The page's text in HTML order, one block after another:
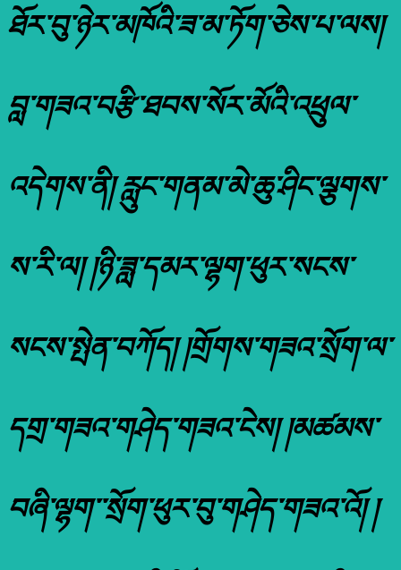
ཐོར་བུ་ཉེར་མཁོའི་ཟ་མ་ཏོག་ཅེས་པ་ལས།
བླ་གཟའ་བརྩི་ཐབས་སོར་མོའི་འཕྲུལ་
འདེགས་ནི། རླུང་གནམ་མེ་ཆུ་ཤིང་ལྕགས་
ས་རི་ལ། །ཉི་ཟླ་དམར་ལྷག་ཕུར་སངས་
སངས་སྤེན་བཀོད། །གྲོགས་གཟའ་སྲོག་ལ་
དགྲ་གཟའ་གཤེད་གཟའ་ངེས། །མཚམས་
བཞི་ལྷག་་སྲོག་ཕུར་བུ་གཤེད་གཟའ་འོ། །